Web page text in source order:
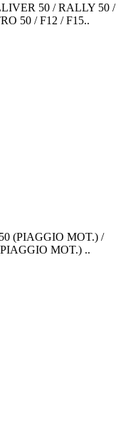
50 / RALLY 50 /
50 / F12 / F15..
(PIAGGIO MOT.) /
MOT.) ..